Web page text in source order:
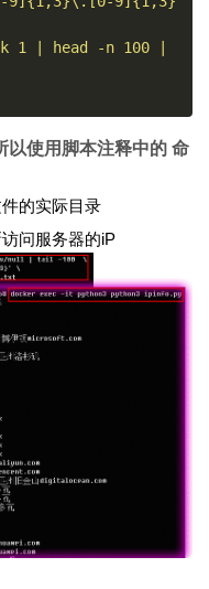
| head -n 100 |
使用脚本注释中的 命
的实际目录
问服务器的iP